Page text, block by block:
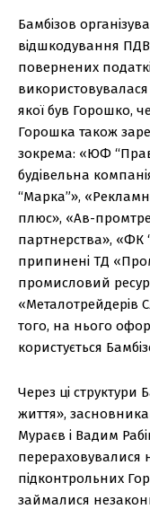
Бамбізов
відшкодування
повернених
якої був Горошко,
Горошка також
зокрема: «ЮФ
будівельна
“Марка”»,
плюс», «Ав-
партнерства», «ФК
припинені ТД
промисловий
«Металотрейдерів
того, на нього
користується
Через ці структури
життя»,
Мураєв і Вадим
перераховувалися
підконтрольних
займалися